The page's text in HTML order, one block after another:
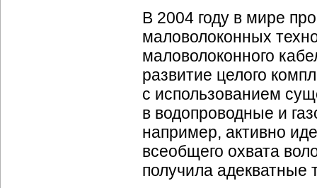
В 2004 году в мире
маловолоконных
маловолоконного
развитие целого
с использованием
в водопроводные и
например, активно
всеобщего охвата
получила адекватные